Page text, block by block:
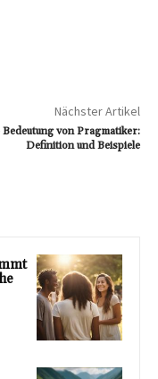
Nächster Artikel
Bedeutung von Pragmatiker:
Definition und Beispiele